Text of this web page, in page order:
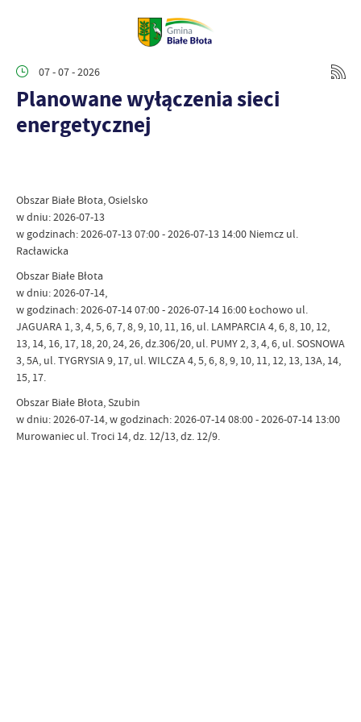
07 - 07 - 2026
Planowane wyłączenia sieci
energetycznej
Obszar Białe Błota, Osielsko
w dniu: 2026-07-13
w godzinach: 2026-07-13 07:00 - 2026-07-13 14:00 Niemcz ul.
Racławicka
Obszar Białe Błota
w dniu: 2026-07-14,
w godzinach: 2026-07-14 07:00 - 2026-07-14 16:00 Łochowo ul.
JAGUARA 1, 3, 4, 5, 6, 7, 8, 9, 10, 11, 16, ul. LAMPARCIA 4, 6, 8, 10, 12,
13, 14, 16, 17, 18, 20, 24, 26, dz.306/20, ul. PUMY 2, 3, 4, 6, ul. SOSNOWA
3, 5A, ul. TYGRYSIA 9, 17, ul. WILCZA 4, 5, 6, 8, 9, 10, 11, 12, 13, 13A, 14,
15, 17.
Obszar Białe Błota, Szubin
w dniu: 2026-07-14, w godzinach: 2026-07-14 08:00 - 2026-07-14 13:00
Murowaniec ul. Troci 14, dz. 12/13, dz. 12/9.